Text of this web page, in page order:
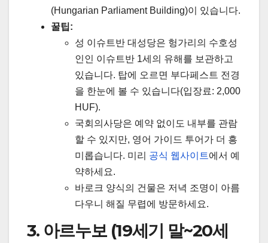
(Hungarian Parliament Building)이 있습니다.
꿀팁:
성 이슈트반 대성당은 헝가리의 수호성
인인 이슈트반 1세의 유해를 보관하고
있습니다. 탑에 오르면 부다페스트 전경
을 한눈에 볼 수 있습니다(입장료: 2,000
HUF).
국회의사당은 예약 없이도 내부를 관람
할 수 있지만, 영어 가이드 투어가 더 흥
미롭습니다. 미리 공식 웹사이트에서 예
약하세요.
바로크 양식의 건물은 저녁 조명이 아름
다우니 해질 무렵에 방문하세요.
3. 아르누보 (19세기 말~20세